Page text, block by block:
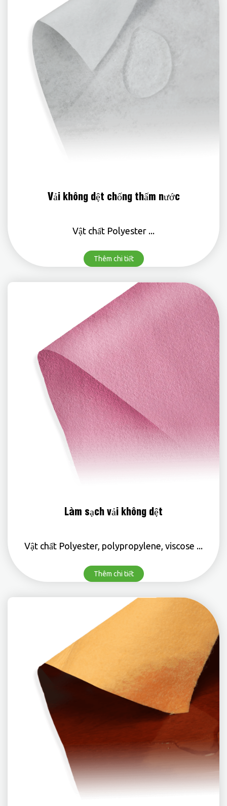
Vải không dệt chống thấm nước
Vật chất Polyester ...
Thêm chi tiết
Làm sạch vải không dệt
Vật chất Polyester, polypropylene, viscose ...
Thêm chi tiết